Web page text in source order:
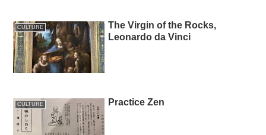
CULTURE
The Virgin of the Rocks,
Leonardo da Vinci
CULTURE Practice Zen